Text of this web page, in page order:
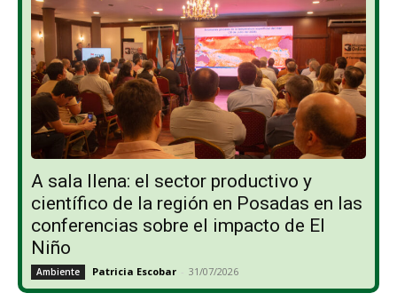
A sala llena: el sector productivo y
científico de la región en Posadas en las
conferencias sobre el impacto de El
Niño
Ambiente Patricia Escobar - 31/07/2026